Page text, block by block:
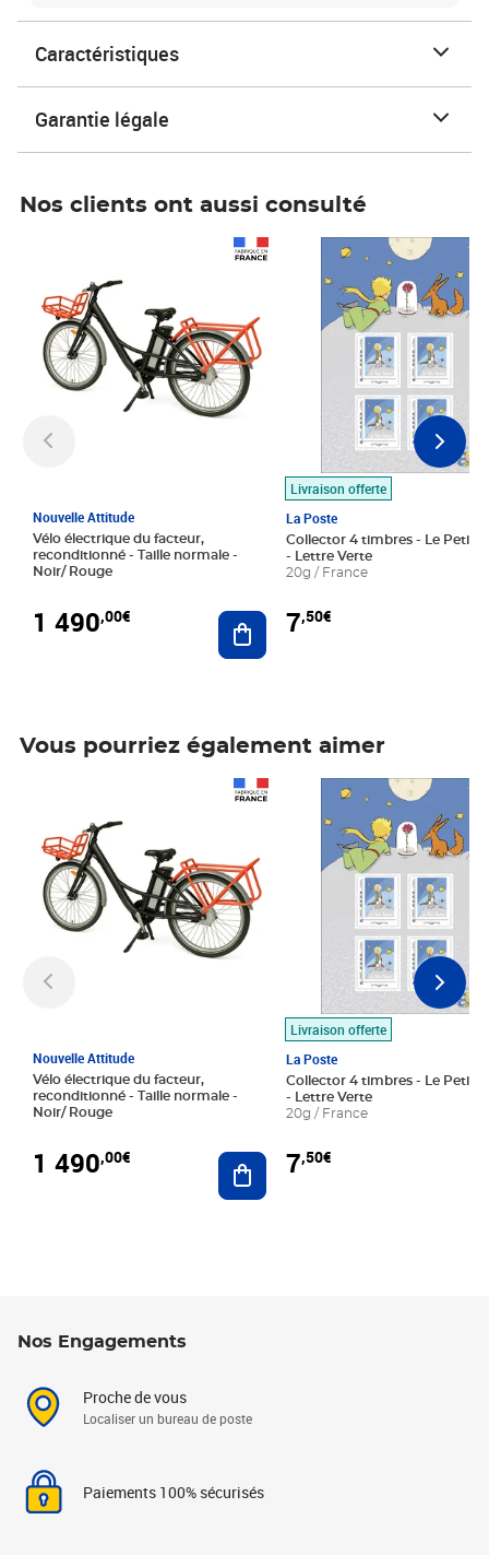
Caractéristiques
Garantie légale
Nos clients ont aussi consulté
Nouvelle Attitude
Vélo électrique du facteur,
reconditionné - Taille normale -
Noir/ Rouge
1 490,00€ Ajouter au panier
Livraison offerte
La Poste
Collector 4 timbres - Le Petit
- Lettre Verte
20g / France
7,50€
Prix 7,50€
Vous pourriez également aimer
Nouvelle Attitude
Vélo électrique du facteur,
reconditionné - Taille normale -
Noir/ Rouge
1 490,00€ Ajouter au panier
Livraison offerte
La Poste
Collector 4 timbres - Le Petit
- Lettre Verte
20g / France
7,50€
Prix 7,50€
Nos Engagements
Proche de vous
Localiser un bureau de poste
Paiements 100% sécurisés